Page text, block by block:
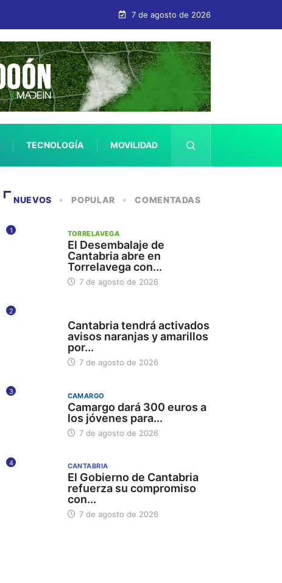
7 de agosto de 2026
TECNOLOGÍA MOVILIDAD
NUEVOS POPULAR COMENTADAS
1 TORRELAVEGA
El Desembalaje de
Cantabria abre en
Torrelavega con...
7 de agosto de 2026
2
Cantabria tendrá activados
avisos naranjas y amarillos
por...
7 de agosto de 2026
3 CAMARGO
Camargo dará 300 euros a
los jóvenes para...
7 de agosto de 2026
4 CANTABRIA
El Gobierno de Cantabria
refuerza su compromiso
con...
7 de agosto de 2026